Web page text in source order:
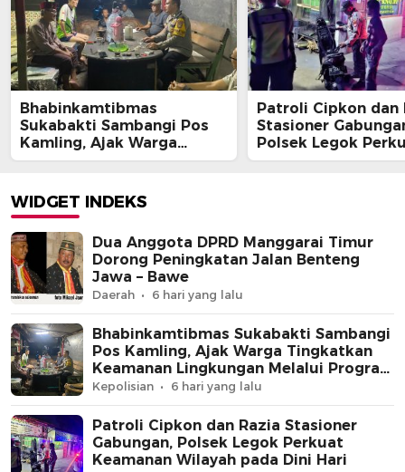
Bhabinkamtibmas
Sukabakti Sambangi Pos
Kamling, Ajak Warga
Tingkatkan Keamanan
Program Jaga Jakarta+
Patroli Cipkon dan
Stasioner
Polsek Legok
Keamanan Wilayah
WIDGET INDEKS
Dua Anggota DPRD Manggarai Timur
Dorong Peningkatan Jalan Benteng
Jawa – Bawe
Daerah 6 hari yang lalu
Bhabinkamtibmas Sukabakti Sambangi
Pos Kamling, Ajak Warga Tingkatkan
Keamanan Lingkungan Melalui Program
Jaga Jakarta+
Kepolisian 6 hari yang lalu
Patroli Cipkon dan Razia Stasioner
Gabungan, Polsek Legok Perkuat
Keamanan Wilayah pada Dini Hari